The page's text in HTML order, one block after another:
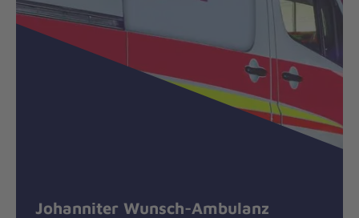
Johanniter Wunsch-Ambulanz